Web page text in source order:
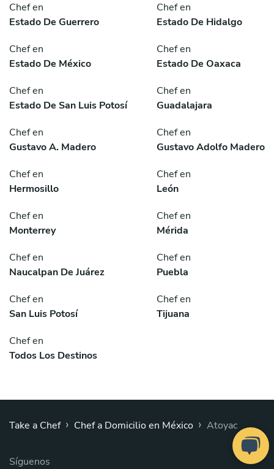
Chef en
Estado De Guerrero
Chef en
Estado De Hidalgo
Chef en
Estado De México
Chef en
Estado De Oaxaca
Chef en
Estado De San Luis Potosí
Chef en
Guadalajara
Chef en
Gustavo A. Madero
Chef en
Gustavo Adolfo Madero
Chef en
Hermosillo
Chef en
León
Chef en
Monterrey
Chef en
Mérida
Chef en
Naucalpan De Juárez
Chef en
Puebla
Chef en
San Luis Potosí
Chef en
Tijuana
Chef en
Todos Los Destinos
Take a Chef › Chef a Domicilio en México › Atoyac
Síguenos